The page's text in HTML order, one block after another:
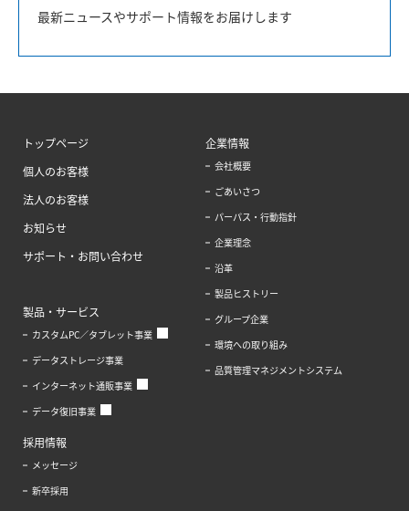
最新ニュースやサポート情報をお届けします
トップページ
個人のお客様
法人のお客様
お知らせ
サポート・お問い合わせ
製品・サービス
カスタムPC／タブレット事業
データストレージ事業
インターネット通販事業
データ復旧事業
企業情報
会社概要
ごあいさつ
パーパス・行動指針
企業理念
沿革
製品ヒストリー
グループ企業
環境への取り組み
品質管理マネジメントシステム
採用情報
メッセージ
新卒採用